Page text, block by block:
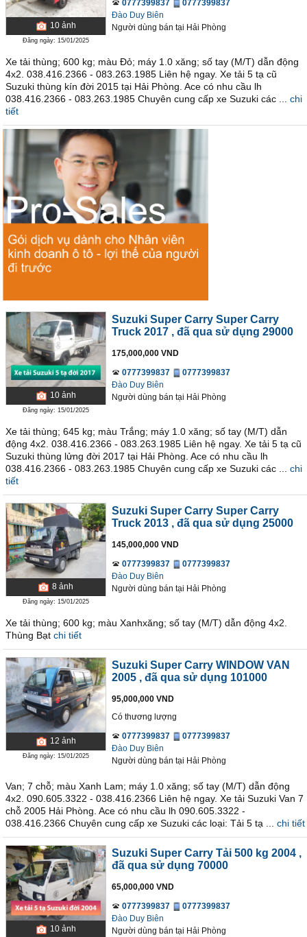
10ảnh
Đăng ngày: 15/01/2025
0777399837
0777399837
Đào Duy Biên
Người dùng bán tại Hải Phòng
Xe tải thùng; 600 kg; màu Đỏ; máy 1.0 xăng; số tay (M/T) dẫn động
4x2. 038.416.2366 - 083.263.1985 Liên hệ ngay. Xe tải 5 tạ cũ
Suzuki thùng kín đời 2015 tại Hải Phòng. Ace có nhu cầu lh
038.416.2366 - 083.263.1985 Chuyên cung cấp xe Suzuki các ...
chi
tiết
10ảnh
Đăng ngày: 15/01/2025
Suzuki Super Carry Super Carry
Truck 2017 , đã qua sử dụng 29000
175,000,000 VND
0777399837
0777399837
Đào Duy Biên
Người dùng bán tại Hải Phòng
Xe tải thùng; 645 kg; màu Trắng; máy 1.0 xăng; số tay (M/T) dẫn
động 4x2. 038.416.2366 - 083.263.1985 Liên hệ ngay. Xe tải 5 tạ cũ
Suzuki thùng lửng đời 2017 tại Hải Phòng. Ace có nhu cầu lh
038.416.2366 - 083.263.1985 Chuyên cung cấp xe Suzuki các ...
chi
tiết
8 ảnh
Đăng ngày: 15/01/2025
Suzuki Super Carry Super Carry
Truck 2013 , đã qua sử dụng 25000
145,000,000 VND
0777399837
0777399837
Đào Duy Biên
Người dùng bán tại Hải Phòng
Xe tải thùng; 600 kg; màu Xanhxăng; số tay (M/T) dẫn động 4x2.
Thùng Bạt chi tiết
12 ảnh
Đăng ngày: 15/01/2025
Suzuki Super Carry WINDOW VAN
2005 , đã qua sử dụng 101000
95,000,000 VND
Có thương lượng
0777399837
0777399837
Đào Duy Biên
Người dùng bán tại Hải Phòng
Van; 7 chỗ; màu Xanh Lam; máy 1.0 xăng; số tay (M/T) dẫn động
4x2. 090.605.3322 - 038.416.2366 Liên hệ ngay. Xe tải Suzuki Van 7
chỗ 2005 Hải Phòng. Ace có nhu cầu lh 090.605.3322 -
038.416.2366 Chuyên cung cấp xe Suzuki các loại: Tải 5 tạ ...
chi tiết
10ảnh
Suzuki Super Carry Tải 500 kg 2004 ,
đã qua sử dụng 70000
65,000,000 VND
0777399837
0777399837
Đào Duy Biên
Người dùng bán tại Hải Phòng